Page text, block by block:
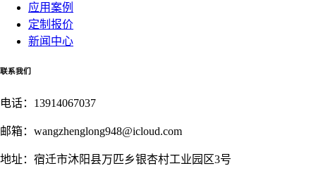
应用案例
定制报价
新闻中心
联系我们
电话： 13914067037
邮箱： wangzhenglong948@icloud.com
地址： 宿迁市沐阳县万匹乡银杏村工业园区3号